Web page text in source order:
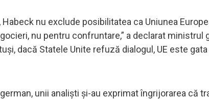
nu exclude posibilitatea ca Uniunea
nu pentru confruntare,” a declarat ministrul
dacă Statele Unite refuză dialogul, UE este
unii analiști și-au exprimat îngrijorarea că